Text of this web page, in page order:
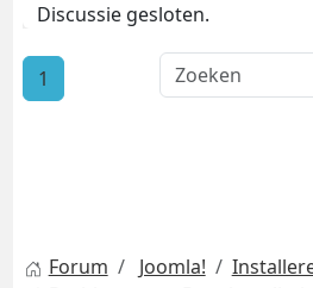
Discussie gesloten.
1
Forum Joomla!